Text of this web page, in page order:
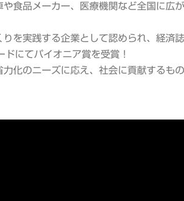
食品メーカー、医療機関など全国に広
を実践する企業として認められ、経済誌
にてパイオニア賞を受賞！
化のニーズに応え、社会に貢献するも